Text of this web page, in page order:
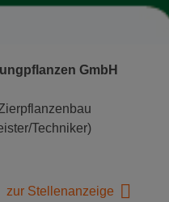
GmbH
Techniker)
zur Stellenanzeige